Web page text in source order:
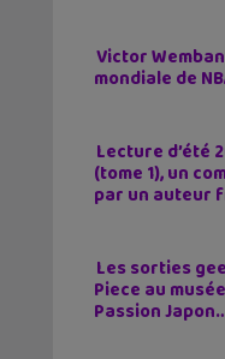
Victor
mondiale de
Lecture d’été
(tome 1), un
par un auteur
Les sorties
Piece au
Passion